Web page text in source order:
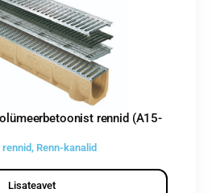
rennid (A15-
, Renn-kanalid
Lisateavet